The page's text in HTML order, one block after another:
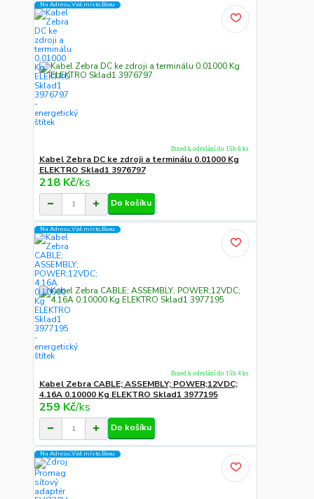
Na Adresu,Výd.místo,Boxu
Kabel Zebra DC ke zdroji a terminálu 0.01000 Kg
ELEKTRO Sklad1 3976797
218 Kč/ks
Ihned k odeslání do 15h 6 ks
Do košíku
Na Adresu,Výd.místo,Boxu
Kabel Zebra CABLE; ASSEMBLY; POWER;12VDC;
4.16A 0.10000 Kg ELEKTRO Sklad1 3977195
259 Kč/ks
Ihned k odeslání do 15h 4 ks
Do košíku
Na Adresu,Výd.místo,Boxu